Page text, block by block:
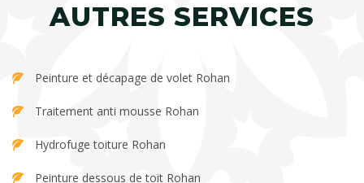
AUTRES SERVICES
Peinture et décapage de volet Rohan
Traitement anti mousse Rohan
Hydrofuge toiture Rohan
Peinture dessous de toit Rohan